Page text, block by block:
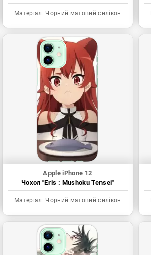
Матеріал: Чорний матовий силікон
Apple iPhone 12
Чохол "Eris : Mushoku Tensei"
Матеріал: Чорний матовий силікон